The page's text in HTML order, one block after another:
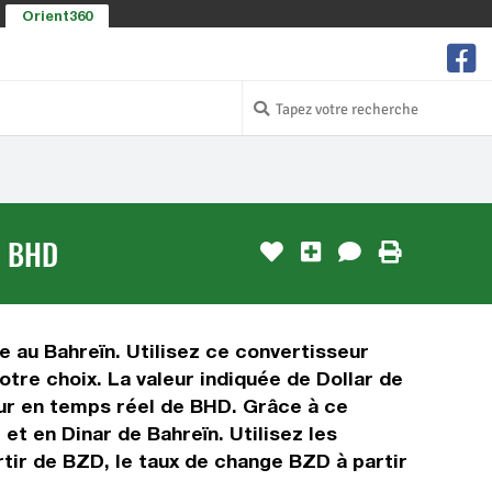
Orient360
au Bahreïn. Utilisez ce convertisseur
choix. La valeur indiquée de Dollar de
en temps réel de BHD. Grâce à ce
en Dinar de Bahreïn. Utilisez les
de BZD, le taux de change BZD à partir